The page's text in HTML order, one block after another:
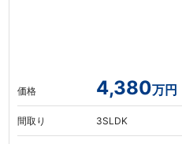
価格 4,380万円
間取り 3SLDK